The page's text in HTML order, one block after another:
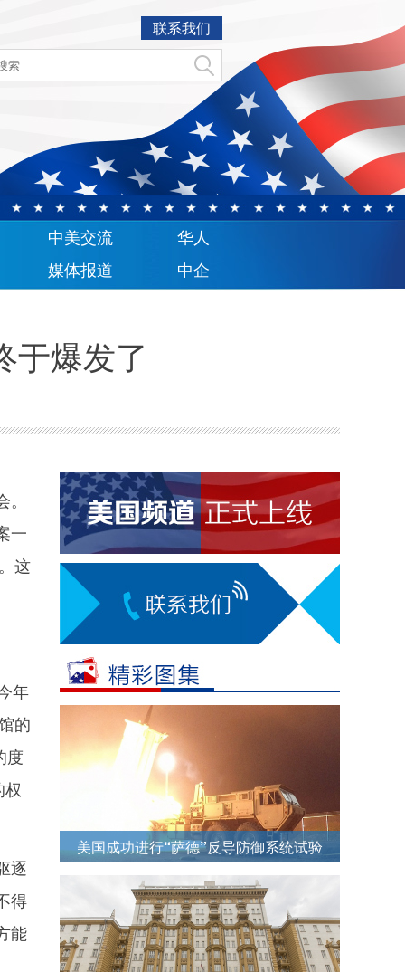
联系我们
中美交流
华人
媒体报道
中企
于爆发了
一
这
年
的
度
逐
得
能
美国成功进行“萨德”反导防御系统试验